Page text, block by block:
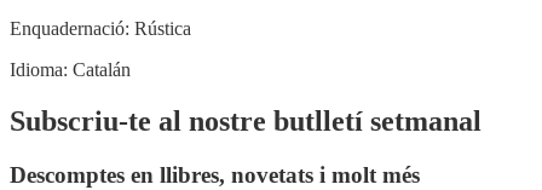
Enquadernació: Rústica
Idioma: Catalán
Subscriu-te al nostre butlletí setmanal
Descomptes en llibres, novetats i molt més